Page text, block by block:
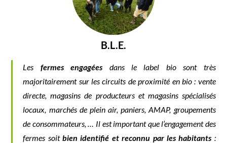
B.L.E.
Les fermes engagées dans le label bio sont très
majoritairement sur les circuits de proximité en bio : vente
directe, magasins de producteurs et magasins spécialisés
locaux, marchés de plein air, paniers, AMAP, groupements
de consommateurs, … Il est important que l’engagement des
fermes soitbien identifié et reconnu par les habitants: